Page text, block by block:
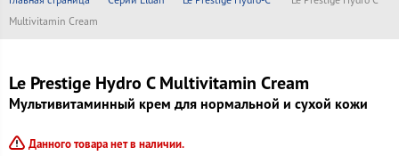
Multivitamin Cream
Le Prestige Hydro C Multivitamin Cream
Мультивитаминный крем для нормальной и сухой кожи
Данного товара нет в наличии.